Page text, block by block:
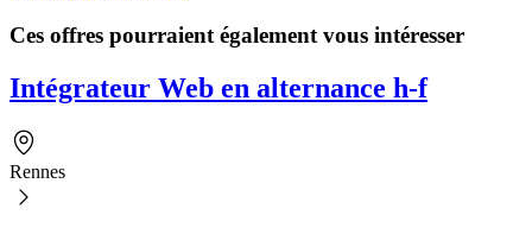
Ces offres pourraient également vous intéresser
Intégrateur Web en alternance h-f
Rennes